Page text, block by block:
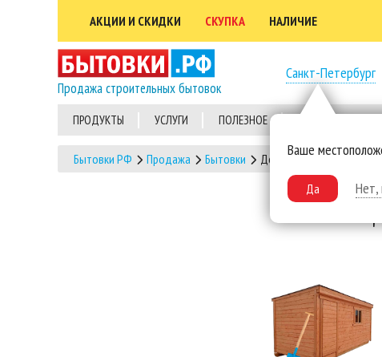
АКЦИИ И СКИДКИ СКУПКА НАЛИЧИЕ
Продажа строительных бытовок
Санкт-Петербург
Ваше
Да Нет,
ПРОДУКТЫ УСЛУГИ ПОЛЕЗНОЕ
Бытовки РФ Продажа Бытовки Деревянные бытовки